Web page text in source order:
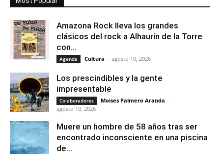
Amazona Rock lleva los grandes
clásicos del rock a Alhaurín de la Torre
con...
Agenda Cultura - agosto 10, 2026
Los prescindibles y la gente
impresentable
Colaboradores Moises Palmero Aranda -
agosto 10, 2026
Muere un hombre de 58 años tras ser
encontrado inconsciente en una piscina
de...